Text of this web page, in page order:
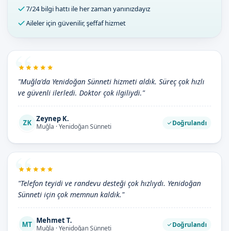
7/24 bilgi hattı ile her zaman yanınızdayız
Aileler için güvenilir, şeffaf hizmet
"Muğla'da Yenidoğan Sünneti hizmeti aldık. Süreç çok hızlı
ve güvenli ilerledi. Doktor çok ilgiliydi."
ZK Zeynep K.
Muğla · Yenidoğan Sünneti Doğrulandı
"Telefon teyidi ve randevu desteği çok hızlıydı. Yenidoğan
Sünneti için çok memnun kaldık."
MT Mehmet T.
Muğla · Yenidoğan Sünneti Doğrulandı